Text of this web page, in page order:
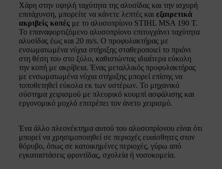
Χάρη στην υψηλή ταχύτητα της αλυσίδας και την ισχυρή
επιτάχυνση, μπορείτε να κάνετε λεπτές και εξαιρετικά
ακριβείς κοπές με το αλυσοπρίονο STIHL MSA 190 T.
Το επαναφορτιζόμενο αλυσοπρίονο επιτυγχάνει ταχύτητα
αλυσίδας έως και 20 m/s. Ο προφυλακτήρας με
ενσωματωμένα νύχια στήριξης σταθεροποιεί το πριόνι
στη θέση του στο ξύλο, καθιστώντας ιδιαίτερα εύκολη
την κοπή με ακρίβεια. Ένας μεταλλικός προφυλακτήρας
με ενσωματωμένα νύχια στήριξης μπορεί επίσης να
τοποθετηθεί εύκολα εκ των υστέρων. Το μηχανικό
σύστημα χειρισμού με πλευρικό κουμπί ασφάλισης και
εργονομικό μοχλό επιτρέπει τον άνετο χειρισμό.
Ένα άλλο πλεονέκτημα αυτού του αλυσοπρίονου είναι ότι
μπορεί να χρησιμοποιηθεί σε περιοχές ευαίσθητες στον
θόρυβο, όπως σε κατοικημένες περιοχές, γύρω από
εγκαταστάσεις φροντίδας, σχολεία ή νοσοκομεία.